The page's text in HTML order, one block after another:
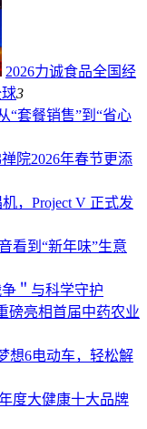
2026力诚食品全国经
3
“套餐销售”到“省心
院2026年春节更添
，Project V 正式发
看到“新年味”生意
＂与科学守护
磅亮相首届中药农业
想6电动车，轻松解
度大健康十大品牌